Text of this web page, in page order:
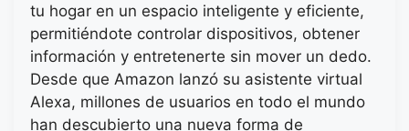
tu hogar en un espacio inteligente y eficiente,
permitiéndote controlar dispositivos, obtener
información y entretenerte sin mover un dedo.
Desde que Amazon lanzó su asistente virtual
Alexa, millones de usuarios en todo el mundo
han descubierto una nueva forma de